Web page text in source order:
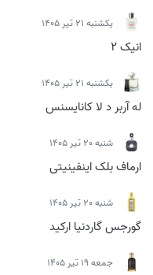
يكشنبه 21 تیر 1405
انیک 2
يكشنبه 21 تیر 1405
له آربر د لا کانایسنس
شنبه 20 تیر 1405
ارماف بلک اینفینیتی
شنبه 20 تیر 1405
گورجس گاردنیا ارکید
جمعه 19 تیر 1405